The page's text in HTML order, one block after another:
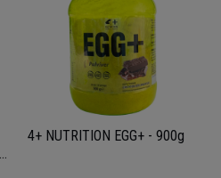
4+ NUTRITION EGG+ - 900g